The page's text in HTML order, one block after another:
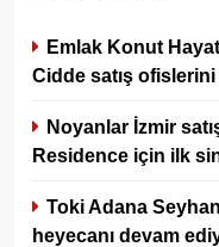
Emlak Konut
Cidde satış ofislerini
Noyanlar İzmir
Residence için ilk
Toki Adana
heyecanı devam